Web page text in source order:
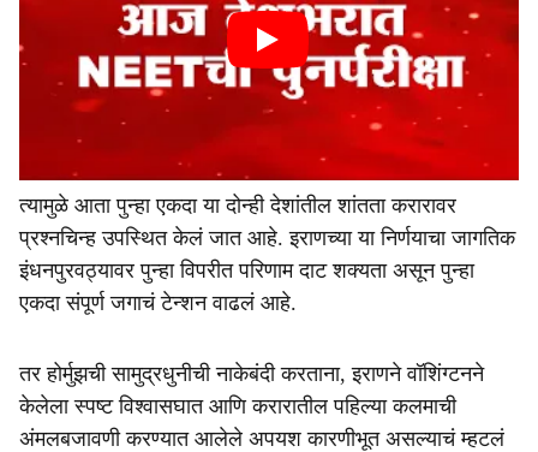
त्यामुळे आता पुन्हा एकदा या दोन्ही देशांतील शांतता करारावर
प्रश्नचिन्ह उपस्थित केलं जात आहे. इराणच्या या निर्णयाचा जागतिक
इंधनपुरवठ्यावर पुन्हा विपरीत परिणाम दाट शक्यता असून पुन्हा
एकदा संपूर्ण जगाचं टेन्शन वाढलं आहे.
तर होर्मुझची सामुद्रधुनीची नाकेबंदी करताना, इराणने वॉशिंग्टनने
केलेला स्पष्ट विश्वासघात आणि करारातील पहिल्या कलमाची
अंमलबजावणी करण्यात आलेले अपयश कारणीभूत असल्याचं म्हटलं